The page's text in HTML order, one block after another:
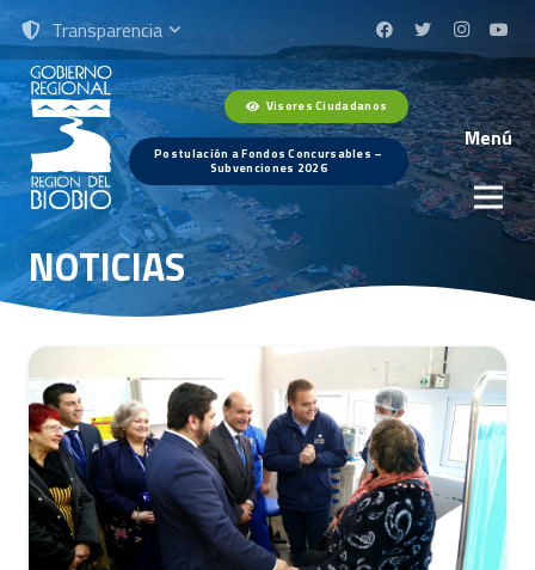
Transparencia
Visores Ciudadanos
Postulación a Fondos Concursables –
Subvenciones 2026
Menú
NOTICIAS